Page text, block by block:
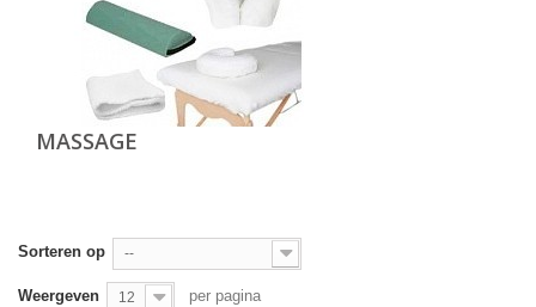
MASSAGE
Sorteren op --
Weergeven 12 per pagina